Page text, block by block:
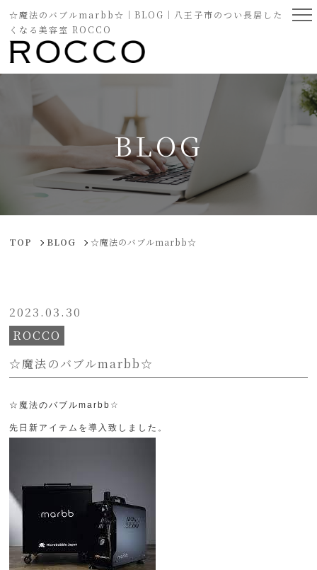
☆魔法のバブルmarbb☆｜BLOG｜八王子市のつい長居した
くなる美容室 ROCCO
BLOG
TOP BLOG ☆魔法のバブルmarbb☆
2023.03.30
ROCCO
☆魔法のバブルmarbb☆
☆魔法のバブルmarbb☆
先日新アイテムを導入致しました。